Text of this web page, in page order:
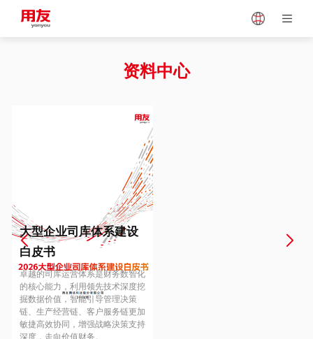
Vietnam
Europe
Hungary
Hong Kong
资料中心
大型企业司库体系建设
白皮书
卓越的司库运营体系是财务数智化
的核心能力，利用领先技术深度挖
掘数据价值，智能引导管理决策
链、生产经营链、客户服务链更加
敏捷高效协同，增强战略決策支持
深度，走向价值财务。